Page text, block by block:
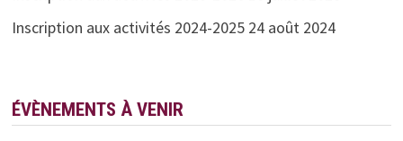
Inscription aux activités 2024-2025 24 août 2024
ÉVÈNEMENTS À VENIR